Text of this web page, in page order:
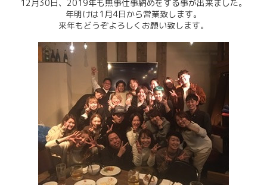
12月30日、2019年も無事仕事納めをする事が出来ました。
年明けは1月4日から営業致します。
来年もどうぞよろしくお願い致します。